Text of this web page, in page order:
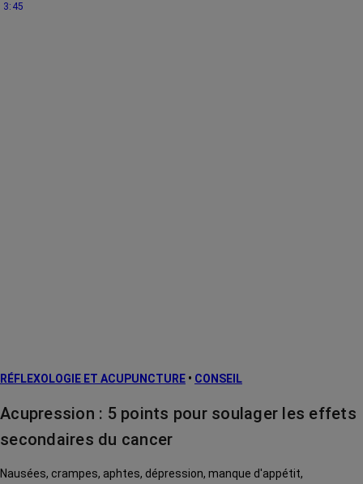
agressions extérieures, souvent fragilisé par les traitements contre
3:45
RÉFLEXOLOGIE ET ACUPUNCTURE • CONSEIL
Acupression : 5 points pour soulager les effets
secondaires du cancer
Nausées, crampes, aphtes, dépression, manque d'appétit,